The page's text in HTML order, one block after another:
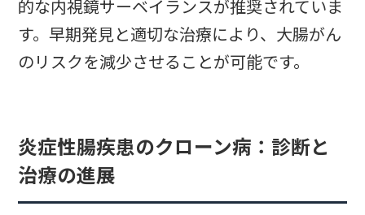
的な内視鏡サーベイランスが推奨されていま
す。早期発見と適切な治療により、大腸がん
のリスクを減少させることが可能です。
炎症性腸疾患のクローン病：診断と
治療の進展